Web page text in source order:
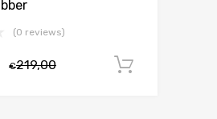
(0 reviews)
€219,00